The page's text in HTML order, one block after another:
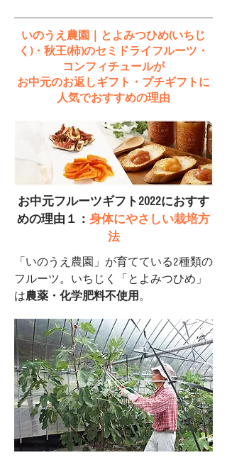
いのうえ農園｜とよみつひめ(いちじ
く)・秋王(柿)のセミドライフルーツ・
コンフィチュールが
お中元のお返しギフト・プチギフトに
人気でおすすめの理由
お中元フルーツギフト2022におすす
めの理由１： 身体にやさしい栽培方
法
「いのうえ農園」が育てている2種類の
フルーツ。いちじく「とよみつひめ」
は農薬・化学肥料不使用 。